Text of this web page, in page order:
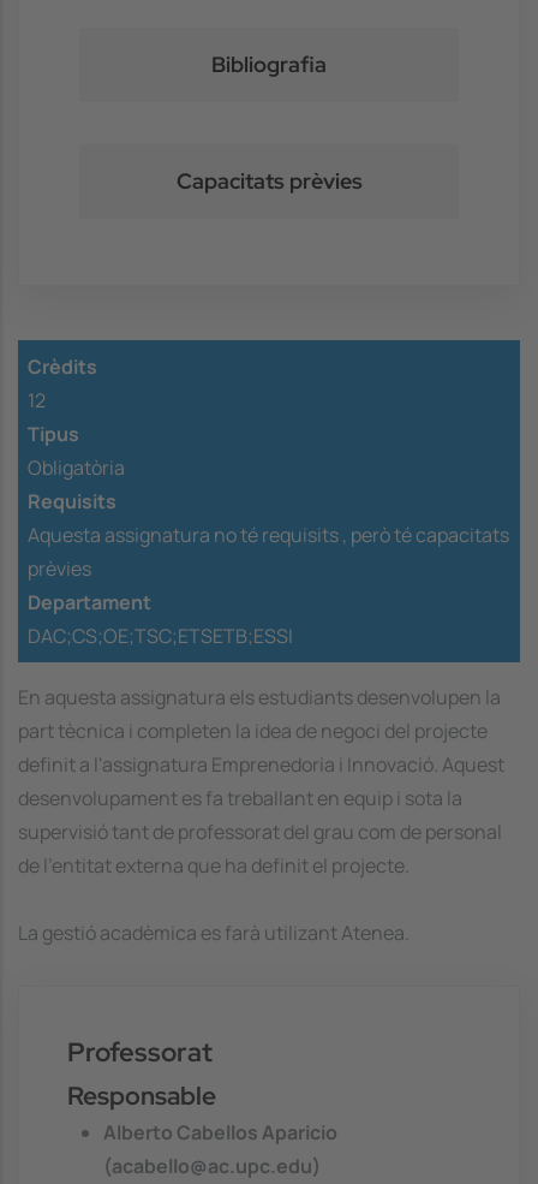
Bibliografia
Capacitats prèvies
Crèdits
12
Tipus
Obligatòria
Requisits
Aquesta assignatura no té requisits , però té capacitats
prèvies
Departament
DAC;CS;OE;TSC;ETSETB;ESSI
En aquesta assignatura els estudiants desenvolupen la
part tècnica i completen la idea de negoci del projecte
definit a l'assignatura Emprenedoria i Innovació. Aquest
desenvolupament es fa treballant en equip i sota la
supervisió tant de professorat del grau com de personal
de l'entitat externa que ha definit el projecte.
La gestió acadèmica es farà utilizant Atenea.
Professorat
Responsable
Alberto Cabellos Aparicio
(acabello@ac.upc.edu)